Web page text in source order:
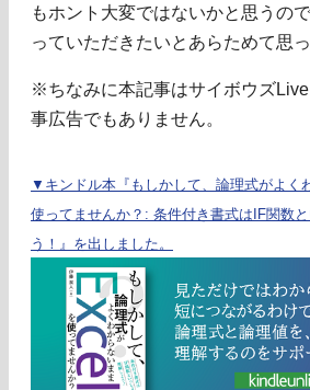
もホント大変ではないかと思うの
っていただきたいとあらためて思
※ちなみに本記事はサイボウズ
事広告でもありません。
▼キンドル本『もしかして、論理式がよく
使ってませんか？: 条件付き書式はIF関数
う！』を出しました。